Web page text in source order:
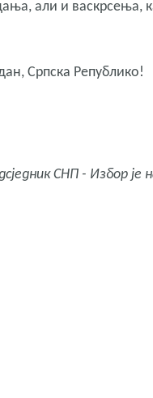
али и васкрсења,
Српска Републико!
СНП - Избор је